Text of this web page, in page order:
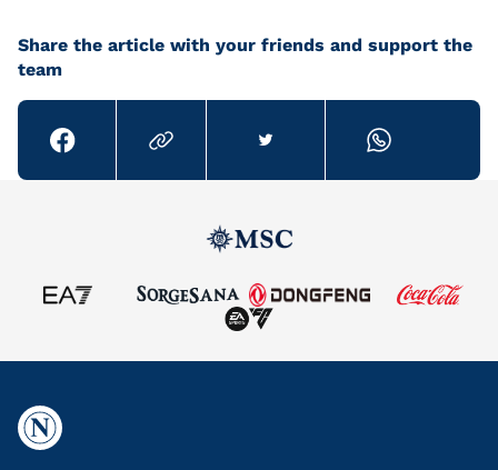
Share the article with your friends and support the
team